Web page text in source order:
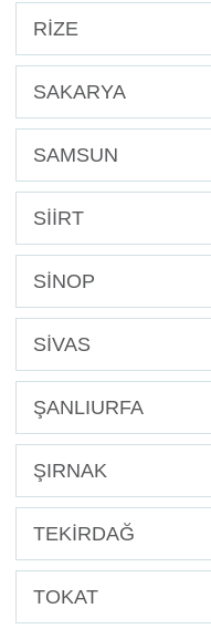
RİZE
SAKARYA
SAMSUN
SİİRT
SİNOP
SİVAS
ŞANLIURFA
ŞIRNAK
TEKİRDAĞ
TOKAT